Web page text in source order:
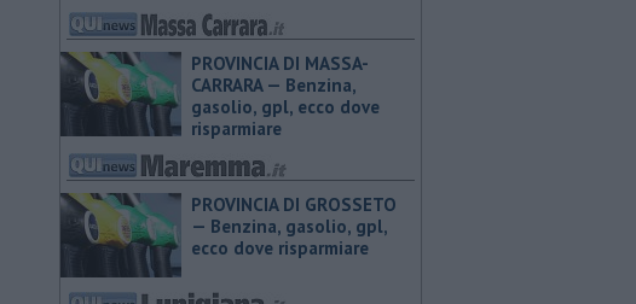
PROVINCIA DI MASSA-
CARRARA — ​Benzina,
gasolio, gpl, ecco dove
risparmiare
PROVINCIA DI GROSSETO
— ​Benzina, gasolio, gpl,
ecco dove risparmiare